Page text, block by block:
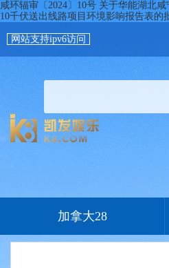
咸环辐审〔2024〕10号 关于华能湖北
10千伏送出线路项目环境影响报告表的
网站支持ipv6访问
加拿大28